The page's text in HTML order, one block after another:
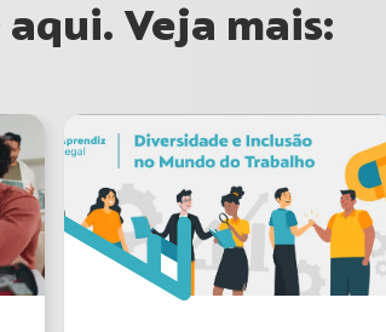
Veja mais: